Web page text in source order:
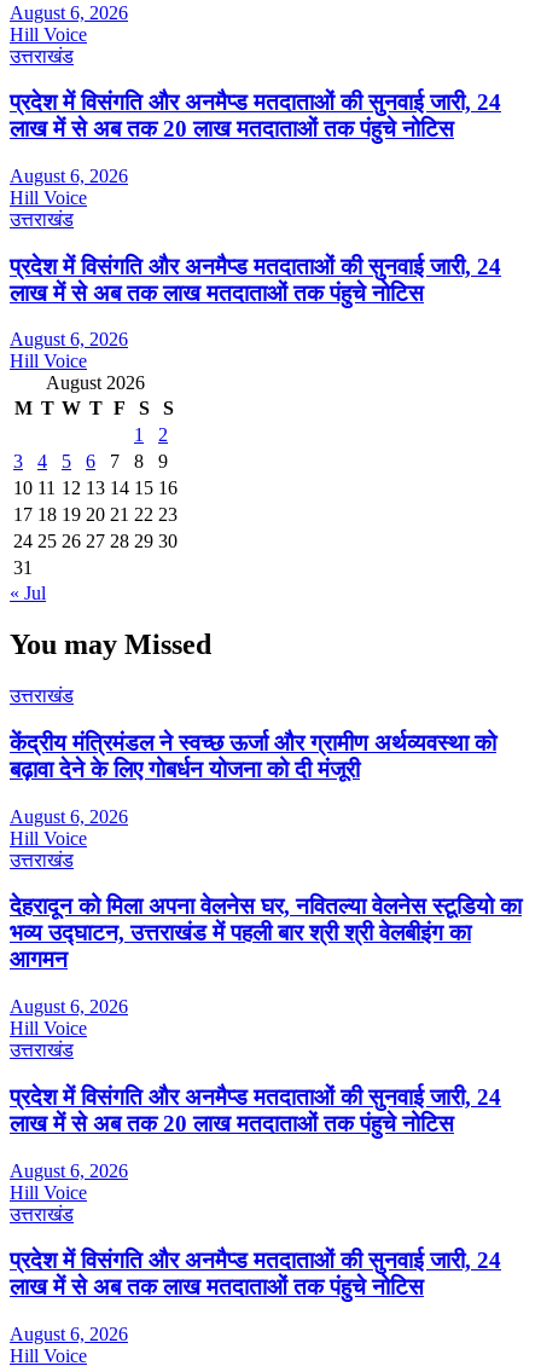
August 6, 2026
Hill Voice
उत्तराखंड
प्रदेश में विसंगति और अनमैप्ड मतदाताओं की सुनवाई जारी, 24
लाख में से अब तक 20 लाख मतदाताओं तक पंहुचे नोटिस
August 6, 2026
Hill Voice
उत्तराखंड
प्रदेश में विसंगति और अनमैप्ड मतदाताओं की सुनवाई जारी, 24
लाख में से अब तक लाख मतदाताओं तक पंहुचे नोटिस
August 6, 2026
Hill Voice
August 2026
M T W T F S
S
1
2
3
4 5 6 7 8
9
10 11 12 13 14 15 16
17 18 19 20 21 22 23
24 25 26 27 28 29 30
31
« Jul
You may Missed
उत्तराखंड
केंद्रीय मंत्रिमंडल ने स्वच्छ ऊर्जा और ग्रामीण अर्थव्यवस्था को
बढ़ावा देने के लिए गोबर्धन योजना को दी मंजूरी
August 6, 2026
Hill Voice
उत्तराखंड
देहरादून को मिला अपना वेलनेस घर, नवितल्या वेलनेस स्टूडियो का
भव्य उद्घाटन, उत्तराखंड में पहली बार श्री श्री वेलबीइंग का
आगमन
August 6, 2026
Hill Voice
उत्तराखंड
प्रदेश में विसंगति और अनमैप्ड मतदाताओं की सुनवाई जारी, 24
लाख में से अब तक 20 लाख मतदाताओं तक पंहुचे नोटिस
August 6, 2026
Hill Voice
उत्तराखंड
प्रदेश में विसंगति और अनमैप्ड मतदाताओं की सुनवाई जारी, 24
लाख में से अब तक लाख मतदाताओं तक पंहुचे नोटिस
August 6, 2026
Hill Voice